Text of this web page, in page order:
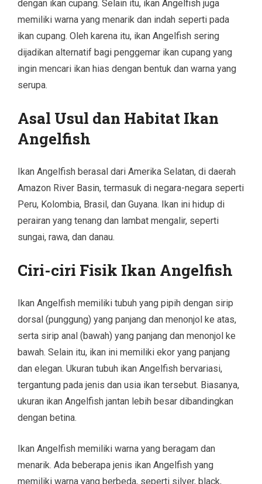
dengan ikan cupang. Selain itu, ikan Angelfish juga
memiliki warna yang menarik dan indah seperti pada
ikan cupang. Oleh karena itu, ikan Angelfish sering
dijadikan alternatif bagi penggemar ikan cupang yang
ingin mencari ikan hias dengan bentuk dan warna yang
serupa.
Asal Usul dan Habitat Ikan
Angelfish
Ikan Angelfish berasal dari Amerika Selatan, di daerah
Amazon River Basin, termasuk di negara-negara seperti
Peru, Kolombia, Brasil, dan Guyana. Ikan ini hidup di
perairan yang tenang dan lambat mengalir, seperti
sungai, rawa, dan danau.
Ciri-ciri Fisik Ikan Angelfish
Ikan Angelfish memiliki tubuh yang pipih dengan sirip
dorsal (punggung) yang panjang dan menonjol ke atas,
serta sirip anal (bawah) yang panjang dan menonjol ke
bawah. Selain itu, ikan ini memiliki ekor yang panjang
dan elegan. Ukuran tubuh ikan Angelfish bervariasi,
tergantung pada jenis dan usia ikan tersebut. Biasanya,
ukuran ikan Angelfish jantan lebih besar dibandingkan
dengan betina.
Ikan Angelfish memiliki warna yang beragam dan
menarik. Ada beberapa jenis ikan Angelfish yang
memiliki warna yang berbeda, seperti silver, black,